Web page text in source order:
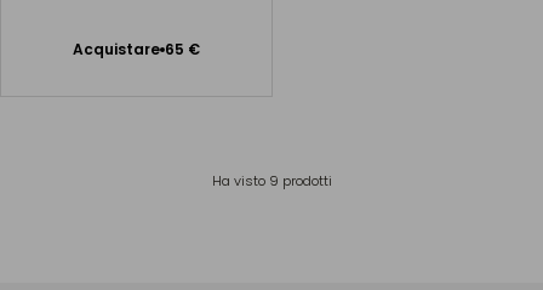
Acquistare 65 €
Aggiungere
Ha visto 9 prodotti